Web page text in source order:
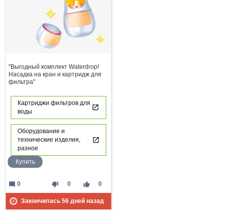
"Выгодный комплект Waterdrop!
Насадка на кран и картридж для
фильтра"
Картриджи фильтров для
воды
Оборудование и
технические изделия,
разное
Купить
thumb_down 0 thumb_up 0
mode_comment 0
Закончилась 56дней назад